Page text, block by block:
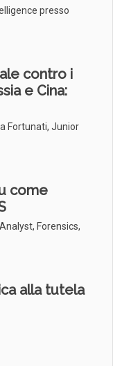
presso
contro i
e Cina:
Fortunati, Junior
come
Forensics,
alla tutela